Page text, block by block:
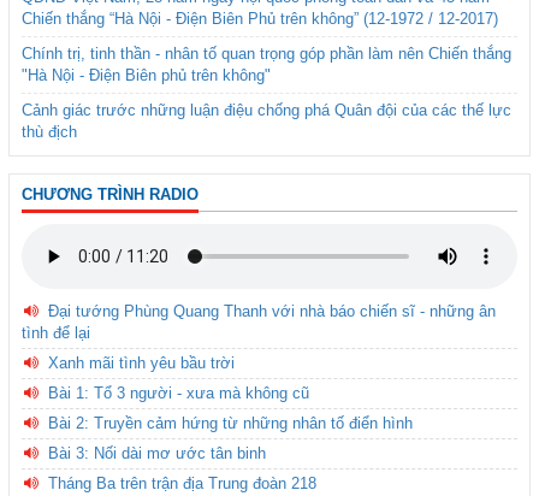
Chiến thắng “Hà Nội - Điện Biên Phủ trên không” (12-1972 / 12-2017)
Chính trị, tinh thần - nhân tố quan trọng góp phần làm nên Chiến thắng
"Hà Nội - Điện Biên phủ trên không"
Cảnh giác trước những luận điệu chống phá Quân đội của các thế lực
thù địch
CHƯƠNG TRÌNH RADIO
Đại tướng Phùng Quang Thanh với nhà báo chiến sĩ - những ân
tình để lại
Xanh mãi tình yêu bầu trời
Bài 1: Tổ 3 người - xưa mà không cũ
Bài 2: Truyền cảm hứng từ những nhân tố điển hình
Bài 3: Nối dài mơ ước tân binh
Tháng Ba trên trận địa Trung đoàn 218